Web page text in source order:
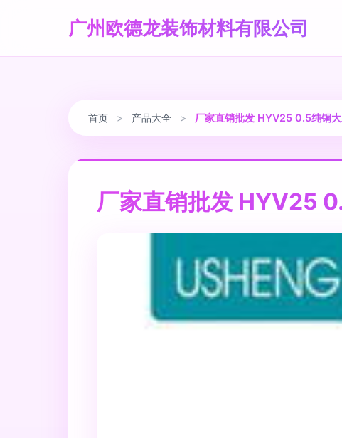
广州欧德龙装饰材料有限公司
首页 > 产品大全 > 厂家直销批发 HYV25 0.5纯铜
厂家直销批发 HYV25